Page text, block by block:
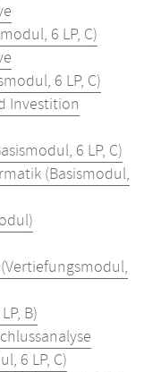
6 LP, C)
6 LP, C)
Investition
6 LP, C)
(Basismodul,
B)
6 LP, C)